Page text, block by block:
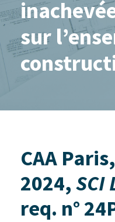
sur
CAA
2024, SCI
req. n°